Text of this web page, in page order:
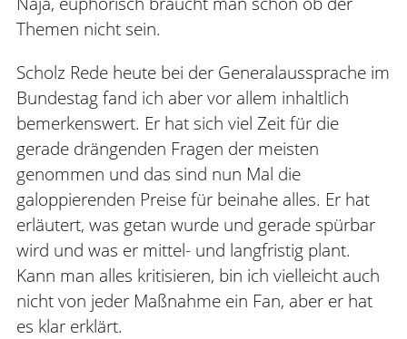
Themen nicht sein.
Scholz Rede heute bei der Generalaussprache im
Bundestag fand ich aber vor allem inhaltlich
bemerkenswert. Er hat sich viel Zeit für die
gerade drängenden Fragen der meisten
genommen und das sind nun Mal die
galoppierenden Preise für beinahe alles. Er hat
erläutert, was getan wurde und gerade spürbar
wird und was er mittel- und langfristig plant.
Kann man alles kritisieren, bin ich vielleicht auch
nicht von jeder Maßnahme ein Fan, aber er hat
es klar erklärt.